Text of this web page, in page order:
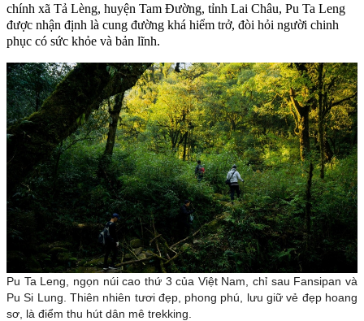
chính xã Tả Lèng, huyện Tam Đường, tỉnh Lai Châu, Pu Ta Leng
được nhận định là cung đường khá hiểm trở, đòi hỏi người chinh
phục có sức khỏe và bản lĩnh.
Pu Ta Leng, ngọn núi cao thứ 3 của Việt Nam, chỉ sau Fansipan và
Pu Si Lung. Thiên nhiên tươi đẹp, phong phú, lưu giữ vẻ đẹp hoang
sơ, là điểm thu hút dân mê trekking.